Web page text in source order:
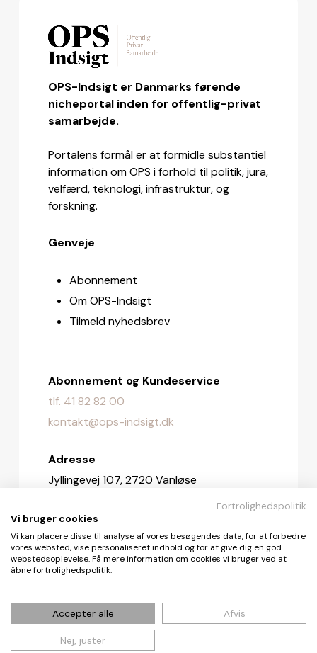
OPS-Indsigt er Danmarks førende
nicheportal inden for offentlig-privat
samarbejde.
Portalens formål er at formidle substantiel
information om OPS i forhold til politik, jura,
velfærd, teknologi, infrastruktur, og
forskning.
Genveje
Abonnement
Om OPS-Indsigt
Tilmeld nyhedsbrev
Abonnement og Kundeservice
tlf. 41 82 82 00
kontakt@ops-indsigt.dk
Adresse
Jyllingevej 107, 2720 Vanløse
Redaktionen
redaktionen@ops-indsigt.dk
© De Fire Vinde ApS 2026
Fortrolighedspolitik
Vi bruger cookies
Vi kan placere disse til analyse af vores besøgendes data, for at forbedre
vores websted, vise personaliseret indhold og for at give dig en god
webstedsoplevelse. Få mere information om cookies vi bruger ved at
åbne fortrolighedspolitik.
Accepter alle Afvis
Nej, juster